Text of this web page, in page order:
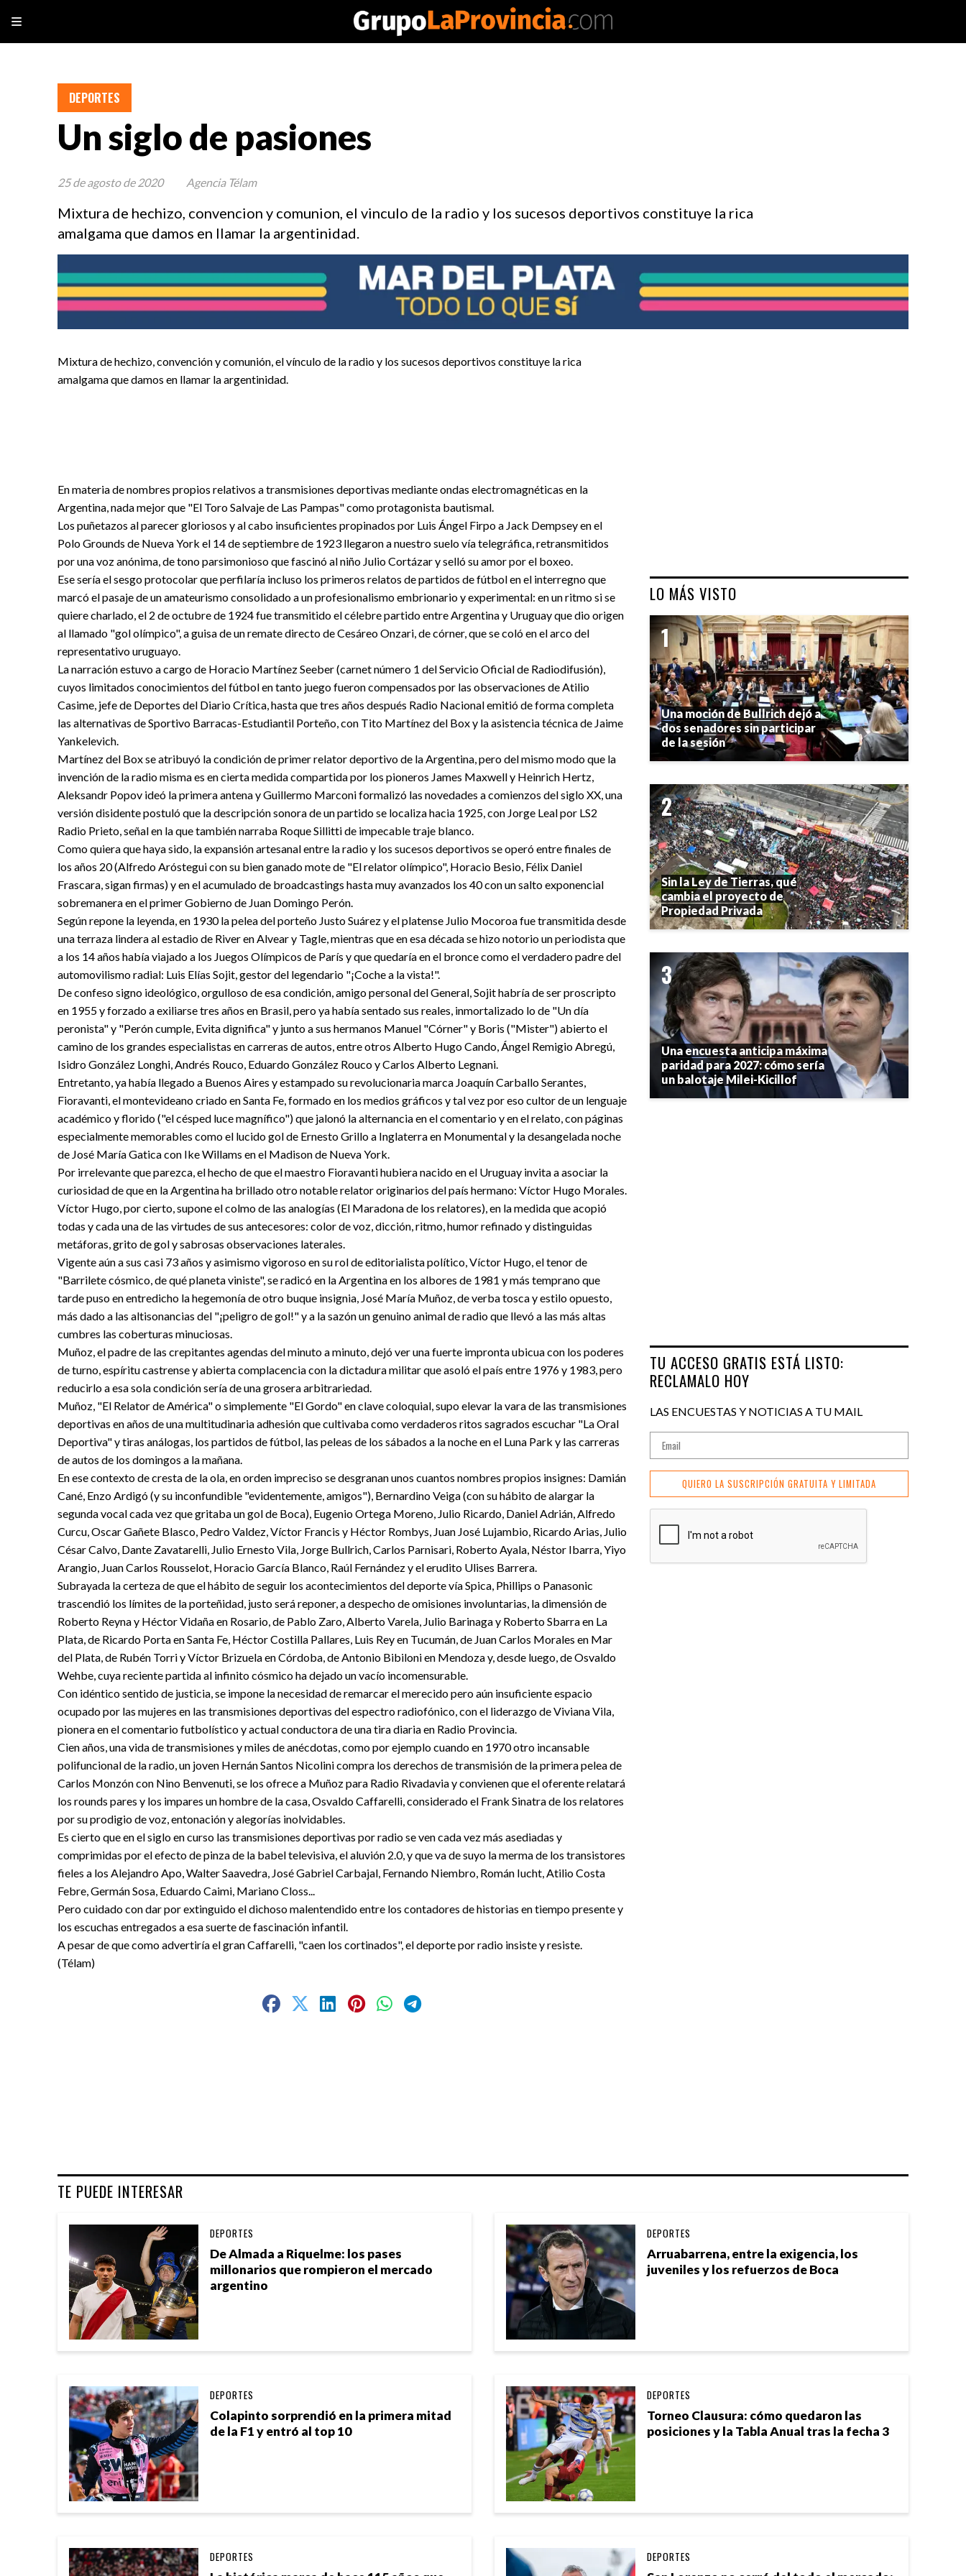
Un siglo de pasiones
Mixtura de hechizo, convencion y comunion, el vinculo de la radio y los sucesos deportivos constituye la rica
amalgama que damos en llamar la argentinidad.
DEPORTES
25 de agosto de 2020 Agencia Télam
Mixtura de hechizo, convención y comunión, el vínculo de la radio y los sucesos deportivos constituye la rica
amalgama que damos en llamar la argentinidad.
En materia de nombres propios relativos a transmisiones deportivas mediante ondas electromagnéticas en la
Argentina, nada mejor que "El Toro Salvaje de Las Pampas" como protagonista bautismal.
Los puñetazos al parecer gloriosos y al cabo insuficientes propinados por Luis Ángel Firpo a Jack Dempsey en el
Polo Grounds de Nueva York el 14 de septiembre de 1923 llegaron a nuestro suelo vía telegráfica, retransmitidos
por una voz anónima, de tono parsimonioso que fascinó al niño Julio Cortázar y selló su amor por el boxeo.
Ese sería el sesgo protocolar que perfilaría incluso los primeros relatos de partidos de fútbol en el interregno que
marcó el pasaje de un amateurismo consolidado a un profesionalismo embrionario y experimental: en un ritmo si se
quiere charlado, el 2 de octubre de 1924 fue transmitido el célebre partido entre Argentina y Uruguay que dio origen
al llamado "gol olímpico", a guisa de un remate directo de Cesáreo Onzari, de córner, que se coló en el arco del
representativo uruguayo.
La narración estuvo a cargo de Horacio Martínez Seeber (carnet número 1 del Servicio Oficial de Radiodifusión),
cuyos limitados conocimientos del fútbol en tanto juego fueron compensados por las observaciones de Atilio
Casime, jefe de Deportes del Diario Crítica, hasta que tres años después Radio Nacional emitió de forma completa
las alternativas de Sportivo Barracas-Estudiantil Porteño, con Tito Martínez del Box y la asistencia técnica de Jaime
Yankelevich.
Martínez del Box se atribuyó la condición de primer relator deportivo de la Argentina, pero del mismo modo que la
invención de la radio misma es en cierta medida compartida por los pioneros James Maxwell y Heinrich Hertz,
Aleksandr Popov ideó la primera antena y Guillermo Marconi formalizó las novedades a comienzos del siglo XX, una
versión disidente postuló que la descripción sonora de un partido se localiza hacia 1925, con Jorge Leal por LS2
Radio Prieto, señal en la que también narraba Roque Sillitti de impecable traje blanco.
Como quiera que haya sido, la expansión artesanal entre la radio y los sucesos deportivos se operó entre finales de
los años 20 (Alfredo Aróstegui con su bien ganado mote de "El relator olímpico", Horacio Besio, Félix Daniel
Frascara, sigan firmas) y en el acumulado de broadcastings hasta muy avanzados los 40 con un salto exponencial
sobremanera en el primer Gobierno de Juan Domingo Perón.
Según repone la leyenda, en 1930 la pelea del porteño Justo Suárez y el platense Julio Mocoroa fue transmitida desde
una terraza lindera al estadio de River en Alvear y Tagle, mientras que en esa década se hizo notorio un periodista que
a los 14 años había viajado a los Juegos Olímpicos de París y que quedaría en el bronce como el verdadero padre del
automovilismo radial: Luis Elías Sojit, gestor del legendario "¡Coche a la vista!".
De confeso signo ideológico, orgulloso de esa condición, amigo personal del General, Sojit habría de ser proscripto
en 1955 y forzado a exiliarse tres años en Brasil, pero ya había sentado sus reales, inmortalizado lo de "Un día
peronista" y "Perón cumple, Evita dignifica" y junto a sus hermanos Manuel "Córner" y Boris ("Mister") abierto el
camino de los grandes especialistas en carreras de autos, entre otros Alberto Hugo Cando, Ángel Remigio Abregú,
Isidro González Longhi, Andrés Rouco, Eduardo González Rouco y Carlos Alberto Legnani.
Entretanto, ya había llegado a Buenos Aires y estampado su revolucionaria marca Joaquín Carballo Serantes,
Fioravanti, el montevideano criado en Santa Fe, formado en los medios gráficos y tal vez por eso cultor de un lenguaje
académico y florido ("el césped luce magnífico") que jalonó la alternancia en el comentario y en el relato, con páginas
especialmente memorables como el lucido gol de Ernesto Grillo a Inglaterra en Monumental y la desangelada noche
de José María Gatica con Ike Willams en el Madison de Nueva York.
Por irrelevante que parezca, el hecho de que el maestro Fioravanti hubiera nacido en el Uruguay invita a asociar la
curiosidad de que en la Argentina ha brillado otro notable relator originarios del país hermano: Víctor Hugo Morales.
Víctor Hugo, por cierto, supone el colmo de las analogías (El Maradona de los relatores), en la medida que acopió
todas y cada una de las virtudes de sus antecesores: color de voz, dicción, ritmo, humor refinado y distinguidas
metáforas, grito de gol y sabrosas observaciones laterales.
Vigente aún a sus casi 73 años y asimismo vigoroso en su rol de editorialista político, Víctor Hugo, el tenor de
"Barrilete cósmico, de qué planeta viniste", se radicó en la Argentina en los albores de 1981 y más temprano que
tarde puso en entredicho la hegemonía de otro buque insignia, José María Muñoz, de verba tosca y estilo opuesto,
más dado a las altisonancias del "¡peligro de gol!" y a la sazón un genuino animal de radio que llevó a las más altas
cumbres las coberturas minuciosas.
Muñoz, el padre de las crepitantes agendas del minuto a minuto, dejó ver una fuerte impronta ubicua con los poderes
de turno, espíritu castrense y abierta complacencia con la dictadura militar que asoló el país entre 1976 y 1983, pero
reducirlo a esa sola condición sería de una grosera arbitrariedad.
Muñoz, "El Relator de América" o simplemente "El Gordo" en clave coloquial, supo elevar la vara de las transmisiones
deportivas en años de una multitudinaria adhesión que cultivaba como verdaderos ritos sagrados escuchar "La Oral
Deportiva" y tiras análogas, los partidos de fútbol, las peleas de los sábados a la noche en el Luna Park y las carreras
de autos de los domingos a la mañana.
En ese contexto de cresta de la ola, en orden impreciso se desgranan unos cuantos nombres propios insignes: Damián
Cané, Enzo Ardigó (y su inconfundible "evidentemente, amigos"), Bernardino Veiga (con su hábito de alargar la
segunda vocal cada vez que gritaba un gol de Boca), Eugenio Ortega Moreno, Julio Ricardo, Daniel Adrián, Alfredo
Curcu, Oscar Gañete Blasco, Pedro Valdez, Víctor Francis y Héctor Rombys, Juan José Lujambio, Ricardo Arias, Julio
César Calvo, Dante Zavatarelli, Julio Ernesto Vila, Jorge Bullrich, Carlos Parnisari, Roberto Ayala, Néstor Ibarra, Yiyo
Arangio, Juan Carlos Rousselot, Horacio García Blanco, Raúl Fernández y el erudito Ulises Barrera.
Subrayada la certeza de que el hábito de seguir los acontecimientos del deporte vía Spica, Phillips o Panasonic
trascendió los límites de la porteñidad, justo será reponer, a despecho de omisiones involuntarias, la dimensión de
Roberto Reyna y Héctor Vidaña en Rosario, de Pablo Zaro, Alberto Varela, Julio Barinaga y Roberto Sbarra en La
Plata, de Ricardo Porta en Santa Fe, Héctor Costilla Pallares, Luis Rey en Tucumán, de Juan Carlos Morales en Mar
del Plata, de Rubén Torri y Víctor Brizuela en Córdoba, de Antonio Bibiloni en Mendoza y, desde luego, de Osvaldo
Wehbe, cuya reciente partida al infinito cósmico ha dejado un vacío incomensurable.
Con idéntico sentido de justicia, se impone la necesidad de remarcar el merecido pero aún insuficiente espacio
ocupado por las mujeres en las transmisiones deportivas del espectro radiofónico, con el liderazgo de Viviana Vila,
pionera en el comentario futbolístico y actual conductora de una tira diaria en Radio Provincia.
Cien años, una vida de transmisiones y miles de anécdotas, como por ejemplo cuando en 1970 otro incansable
polifuncional de la radio, un joven Hernán Santos Nicolini compra los derechos de transmisión de la primera pelea de
Carlos Monzón con Nino Benvenuti, se los ofrece a Muñoz para Radio Rivadavia y convienen que el oferente relatará
los rounds pares y los impares un hombre de la casa, Osvaldo Caffarelli, considerado el Frank Sinatra de los relatores
por su prodigio de voz, entonación y alegorías inolvidables.
Es cierto que en el siglo en curso las transmisiones deportivas por radio se ven cada vez más asediadas y
comprimidas por el efecto de pinza de la babel televisiva, el aluvión 2.0, y que va de suyo la merma de los transistores
fieles a los Alejandro Apo, Walter Saavedra, José Gabriel Carbajal, Fernando Niembro, Román Iucht, Atilio Costa
Febre, Germán Sosa, Eduardo Caimi, Mariano Closs...
Pero cuidado con dar por extinguido el dichoso malentendido entre los contadores de historias en tiempo presente y
los escuchas entregados a esa suerte de fascinación infantil.
A pesar de que como advertiría el gran Caffarelli, "caen los cortinados", el deporte por radio insiste y resiste.
(Télam)
TE PUEDE INTERESAR
De Almada a Riquelme: los pases
millonarios que rompieron el mercado
argentino
DEPORTES
Arruabarrena, entre la exigencia, los
juveniles y los refuerzos de Boca
DEPORTES
Colapinto sorprendió en la primera mitad
de la F1 y entró al top 10
DEPORTES
Torneo Clausura: cómo quedaron las
posiciones y la Tabla Anual tras la fecha 3
DEPORTES
DEPORTES DEPORTES
LO MÁS VISTO
Una moción de Bullrich dejó a
dos senadores sin participar
de la sesión
Sin la Ley de Tierras, qué
cambia el proyecto de
Propiedad Privada
Una encuesta anticipa máxima
paridad para 2027: cómo sería
un balotaje Milei-Kicillof
TU ACCESO GRATIS ESTÁ LISTO:
RECLAMALO HOY
LAS ENCUESTAS Y NOTICIAS A TU MAIL
QUIERO LA SUSCRIPCIÓN GRATUITA Y LIMITADA